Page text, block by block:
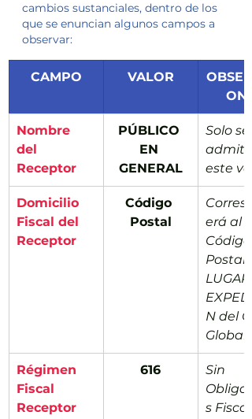
cambios sustanciales, dentro de los
que se enuncian algunos campos a
observar:
CAMPO VALOR
Nombre
del
Receptor
PÚBLICO
EN
GENERAL
Solo se
admite
este
Domicilio
Fiscal del
Receptor
Código
Postal
erá al
Código
Postal
LUGAR
N del
Global
Régimen
Fiscal
Receptor
616
​Sin
s